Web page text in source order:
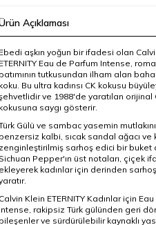
Açıklaması
Ebedi aşkın yoğun bir ifadesi olan
ETERNITY Eau de Parfum Intense,
batımının tutkusundan ilham alan
koku. Bu ultra kadınsı CK kokusu
ve 1988'de yaratılan orijinal
kokusuna saygı gösterir.
Gülü ve sambac yasemin
benzersiz kalbi, sıcak sandal ağacı ve
zenginleştirilmiş sarhoş edici bir buket
Sichuan Pepper'ın üst notaları, çiçek
ekleyerek kadınlar için derinden
Calvin Klein ETERNITY Kadınlar için
Intense, rakipsiz Türk gülünden geri
bileşenler ve sürdürülebilir kaynaklı